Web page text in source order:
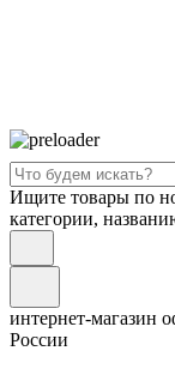
Ищите товары по
категории,
интернет-магазин
России